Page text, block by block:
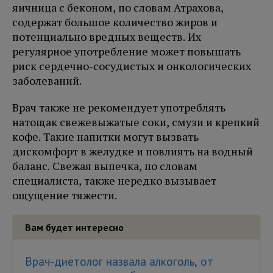
яичница с беконом, по словам Атрахова,
содержат большое количество жиров и
потенциально вредных веществ. Их
регулярное употребление может повышать
риск сердечно-сосудистых и онкологических
заболеваний.
Врач также не рекомендует употреблять
натощак свежевыжатые соки, смузи и крепкий
кофе. Такие напитки могут вызвать
дискомфорт в желудке и повлиять на водный
баланс. Свежая выпечка, по словам
специалиста, также нередко вызывает
ощущение тяжести.
Вам будет интересно
Врач-диетолог назвала алкоголь, от